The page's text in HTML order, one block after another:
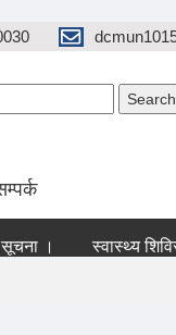
। स्वास्थ्य शिविर